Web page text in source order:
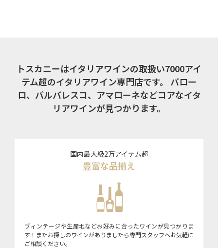
トスカニーはイタリアワインの取扱い7000アイ
テム超のイタリアワイン専門店です。
バロー
ロ、バルバレスコ、アマローネなどコアなイタ
リアワインが見つかります。
国内最大級2万アイテム超
豊富な品揃え
ヴィンテージや生産地などお好みに合ったワインが見つかりま
す！またお探しのワインがありましたら専門スタッフへお気軽に
ご相談ください。